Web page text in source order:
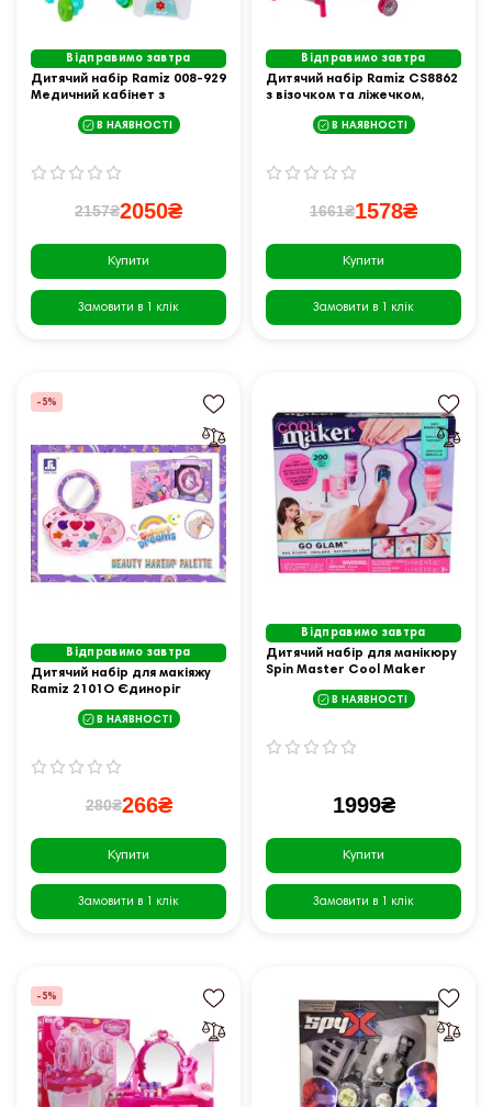
Відправимо завтра
Дитячий набір Ramiz 008-929
Медичний кабінет з
В НАЯВНОСТІ
2157₴2050₴
Купити
Замовити в 1 клік
Відправимо завтра
Дитячий набір Ramiz CS8862
з візочком та ліжечком,
В НАЯВНОСТІ
1661₴1578₴
Купити
Замовити в 1 клік
-5%
Відправимо завтра
Дитячий набір для макіяжу
Ramiz 2101O Єдиноріг
В НАЯВНОСТІ
280₴266₴
Купити
Замовити в 1 клік
Відправимо завтра
Дитячий набір для манікюру
Spin Master Cool Maker
В НАЯВНОСТІ
1999₴
Купити
Замовити в 1 клік
-5%